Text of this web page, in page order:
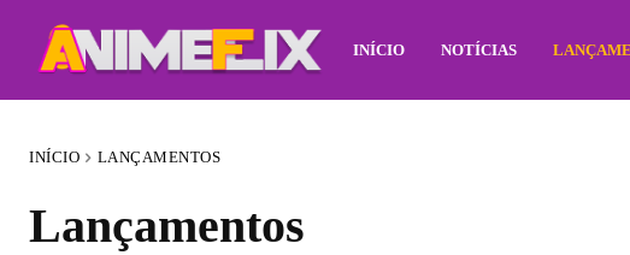
INÍCIO NOTÍCIAS
INÍCIO LANÇAMENTOS
Lançamentos